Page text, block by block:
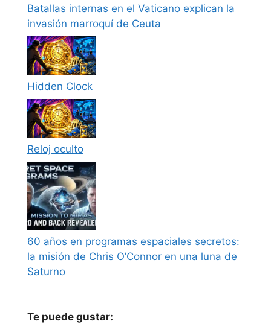
Batallas internas en el Vaticano explican la
invasión marroquí de Ceuta
Hidden Clock
Reloj oculto
60 años en programas espaciales secretos:
la misión de Chris O’Connor en una luna de
Saturno
Te puede gustar: